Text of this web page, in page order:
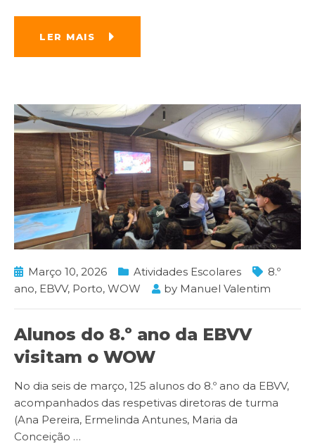
LER MAIS
Março 10, 2026 Atividades Escolares
8.º
ano, EBVV, Porto, WOW by Manuel Valentim
Alunos do 8.º ano da EBVV
visitam o WOW
No dia seis de março, 125 alunos do 8.º ano da EBVV,
acompanhados das respetivas diretoras de turma
(Ana Pereira, Ermelinda Antunes, Maria da
Conceição …